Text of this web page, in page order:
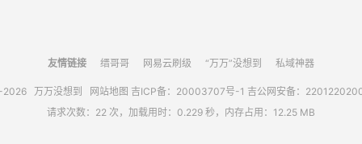
友情链接 缙哥哥 网易云刷级 “万万”没想到 私域神器
2026 万万没想到 网站地图 吉ICP备：20003707号-1 吉公网安备：
请求次数：22 次，加载用时：0.229 秒，内存占用：12.25 MB